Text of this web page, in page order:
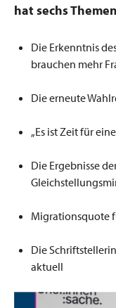
hat sechs
Die Erkenntnis
brauchen mehr
Die erneute
„Es ist Zeit für
Die Ergebnisse
Migrationsquote
Die
aktuell